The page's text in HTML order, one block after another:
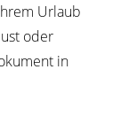
Urlaub
oder
in